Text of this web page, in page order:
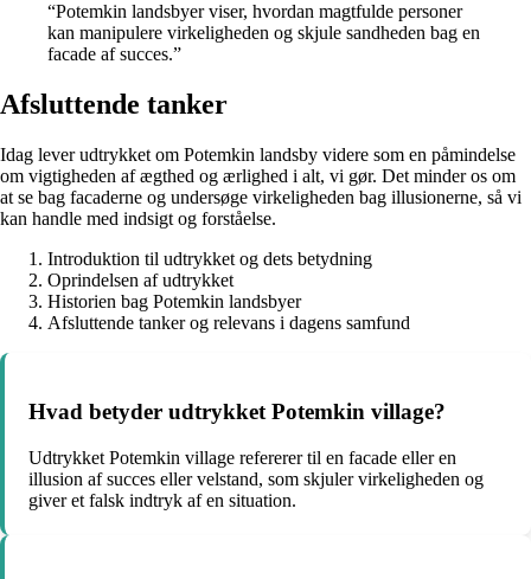
“Potemkin landsbyer viser, hvordan magtfulde personer
kan manipulere virkeligheden og skjule sandheden bag en
facade af succes.”
Afsluttende tanker
Idag lever udtrykket om Potemkin landsby videre som en påmindelse
om vigtigheden af ægthed og ærlighed i alt, vi gør. Det minder os om
at se bag facaderne og undersøge virkeligheden bag illusionerne, så vi
kan handle med indsigt og forståelse.
Introduktion til udtrykket og dets betydning
Oprindelsen af udtrykket
Historien bag Potemkin landsbyer
Afsluttende tanker og relevans i dagens samfund
Hvad betyder udtrykket Potemkin village?
Udtrykket Potemkin village refererer til en facade eller en
illusion af succes eller velstand, som skjuler virkeligheden og
giver et falsk indtryk af en situation.